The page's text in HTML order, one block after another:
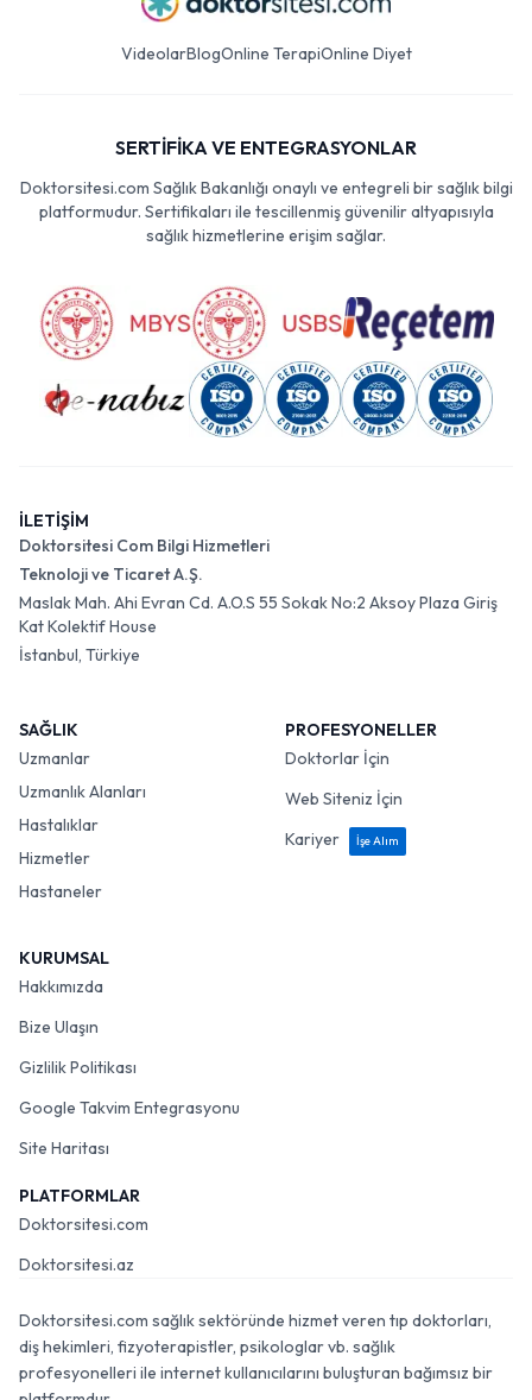
VideolarBlogOnline TerapiOnline Diyet
SERTİFİKA VE ENTEGRASYONLAR
Doktorsitesi.com Sağlık Bakanlığı onaylı ve entegreli bir sağlık bilgi
platformudur. Sertifikaları ile tescillenmiş güvenilir altyapısıyla
sağlık hizmetlerine erişim sağlar.
İLETİŞİM
Doktorsitesi Com Bilgi Hizmetleri
Teknoloji ve Ticaret A.Ş.
Maslak Mah. Ahi Evran Cd. A.O.S 55 Sokak No:2 Aksoy Plaza Giriş
Kat Kolektif House
İstanbul, Türkiye
SAĞLIK
Uzmanlar
Uzmanlık Alanları
Hastalıklar
Hizmetler
Hastaneler
PROFESYONELLER
Doktorlar İçin
Web Siteniz İçin
Kariyer
İşe Alım
KURUMSAL
Hakkımızda
Bize Ulaşın
Gizlilik Politikası
Google Takvim Entegrasyonu
Site Haritası
PLATFORMLAR
Doktorsitesi.com
Doktorsitesi.az
Doktorsitesi.com sağlık sektöründe hizmet veren tıp doktorları,
diş hekimleri, fizyoterapistler, psikologlar vb. sağlık
profesyonelleri ile internet kullanıcılarını buluşturan bağımsız bir